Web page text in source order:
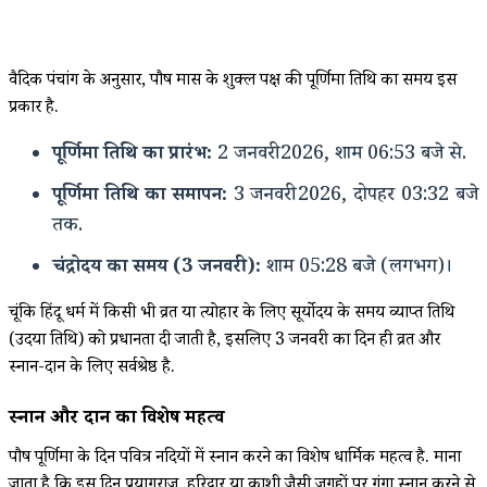
वैदिक पंचांग के अनुसार, पौष मास के शुक्ल पक्ष की पूर्णिमा तिथि का समय इस
प्रकार है.
पूर्णिमा तिथि का प्रारंभ: 2 जनवरी 2026, शाम 06:53 बजे से.
पूर्णिमा तिथि का समापन: 3 जनवरी 2026, दोपहर 03:32 बजे
तक.
चंद्रोदय का समय (3 जनवरी): शाम 05:28 बजे (लगभग)।
चूंकि हिंदू धर्म में किसी भी व्रत या त्योहार के लिए सूर्योदय के समय व्याप्त तिथि
(उदया तिथि) को प्रधानता दी जाती है, इसलिए 3 जनवरी का दिन ही व्रत और
स्नान-दान के लिए सर्वश्रेष्ठ है.
स्नान और दान का विशेष महत्व
पौष पूर्णिमा के दिन पवित्र नदियों में स्नान करने का विशेष धार्मिक महत्व है. माना